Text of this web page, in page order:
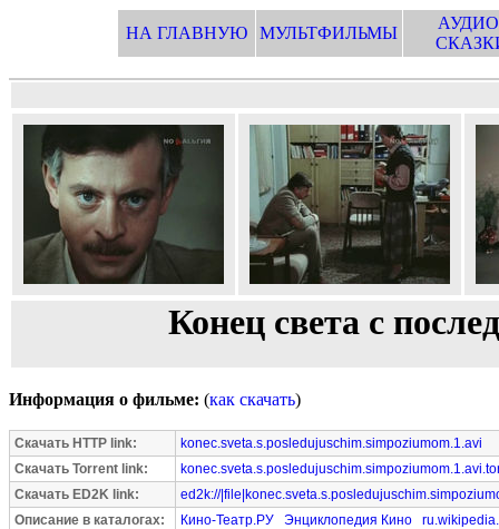
НА ГЛАВНУЮ МУЛЬТФИЛЬМЫ
Конец света с
Информация о фильме: (как скачать)
Скачать HTTP link:
konec.sveta.s.posledujuschim.simpoziumom.1.avi
Скачать Torrent link:
Скачать ED2K link:
ed2k://
Описание в каталогах:
Кино-Театр.РУ Энциклопедия Кино